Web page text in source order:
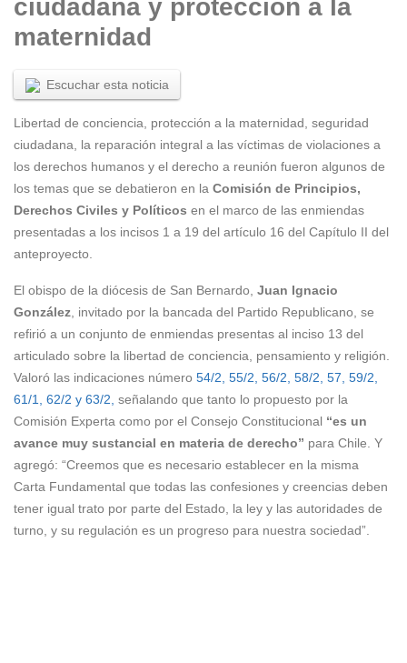
ciudadana y protección a la
maternidad
Escuchar esta noticia
Libertad de conciencia, protección a la maternidad, seguridad
ciudadana, la reparación integral a las víctimas de violaciones a
los derechos humanos y el derecho a reunión fueron algunos de
los temas que se debatieron en la Comisión de Principios,
Derechos Civiles y Políticos en el marco de las enmiendas
presentadas a los incisos 1 a 19 del artículo 16 del Capítulo II del
anteproyecto.
El obispo de la diócesis de San Bernardo, Juan Ignacio
González, invitado por la bancada del Partido Republicano, se
refirió a un conjunto de enmiendas presentas al inciso 13 del
articulado sobre la libertad de conciencia, pensamiento y religión.
Valoró las indicaciones número 54/2, 55/2, 56/2, 58/2, 57, 59/2,
61/1, 62/2 y 63/2, señalando que tanto lo propuesto por la
Comisión Experta como por el Consejo Constitucional “es un
avance muy sustancial en materia de derecho” para Chile. Y
agregó: “Creemos que es necesario establecer en la misma
Carta Fundamental que todas las confesiones y creencias deben
tener igual trato por parte del Estado, la ley y las autoridades de
turno, y su regulación es un progreso para nuestra sociedad”.